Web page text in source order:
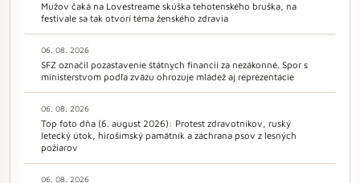
Mužov čaká na Lovestreame skúška tehotenského bruška, na
festivale sa tak otvorí téma ženského zdravia
06. 08. 2026
SFZ označil pozastavenie štátnych financií za nezákonné. Spor s
ministerstvom podľa zväzu ohrozuje mládež aj reprezentácie
06. 08. 2026
Top foto dňa (6. august 2026): Protest zdravotníkov, ruský
letecký útok, hirošimský pamätník a záchrana psov z lesných
požiarov
06. 08. 2026